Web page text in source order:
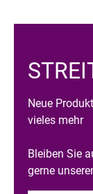
Neue
vieles mehr
Bleiben Sie
gerne